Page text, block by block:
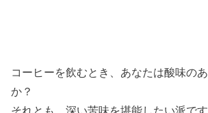
コーヒーを飲むとき、あなたは酸味の
か？
それとも、深い苦味を堪能したい派です